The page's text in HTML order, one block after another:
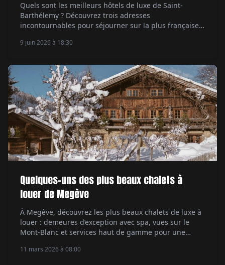
Quels sont les meilleurs hôtels de luxe de Saint-
Barthélemy ? Découvrez trois adresses
incontournables pour séjourner sur la plus française
9 juin 2026 à 18:30
Quelques-uns des plus beaux chalets à
louer de Megève
À Megève, découvrez les plus beaux chalets de luxe à
louer : demeures d’exception avec spa, vues sur le
Mont-Blanc et services haut de gamme pour une
11 mars 2026 à 08:00